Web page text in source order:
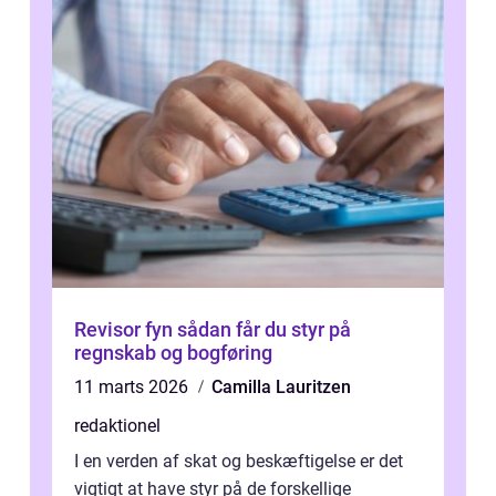
Revisor fyn sådan får du styr på
regnskab og bogføring
11 marts 2026
Camilla Lauritzen
redaktionel
I en verden af skat og beskæftigelse er det
vigtigt at have styr på de forskellige